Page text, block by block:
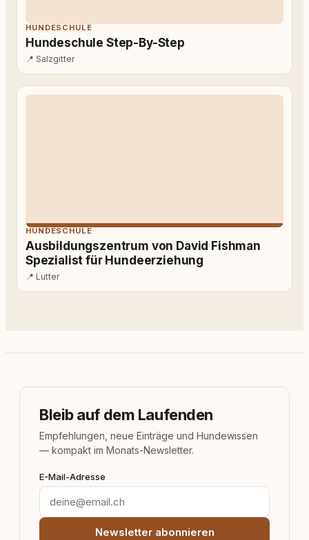
HUNDESCHULE
Hundeschule Step-By-Step
📍 Salzgitter
HUNDESCHULE
Ausbildungszentrum von David Fishman
Spezialist für Hundeerziehung
📍 Lutter
Bleib auf dem Laufenden
Empfehlungen, neue Einträge und Hundewissen
— kompakt im Monats-Newsletter.
E-Mail-Adresse
Newsletter abonnieren